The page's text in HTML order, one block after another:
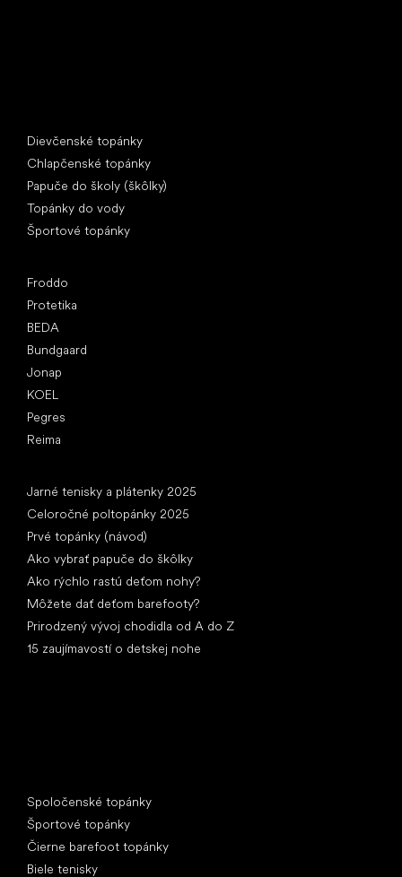
Dievčenské topánky
Chlapčenské topánky
Papuče do školy (škôlky)
Topánky do vody
Športové topánky
Froddo
Protetika
BEDA
Bundgaard
Jonap
KOEL
Pegres
Reima
Jarné tenisky a plátenky 2025
Celoročné poltopánky 2025
Prvé topánky (návod)
Ako vybrať papuče do škôlky
Ako rýchlo rastú deťom nohy?
Môžete dať deťom barefooty?
Prirodzený vývoj chodidla od A do Z
15 zaujímavostí o detskej nohe
Spoločenské topánky
Športové topánky
Čierne barefoot topánky
Biele tenisky